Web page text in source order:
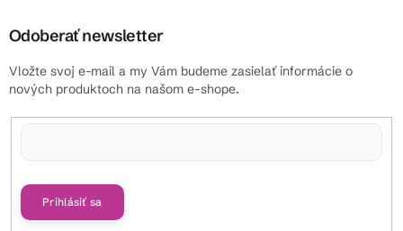
Odoberať newsletter
Vložte svoj e-mail a my Vám budeme zasielať informácie o
nových produktoch na našom e-shope.
Prihlásiť sa